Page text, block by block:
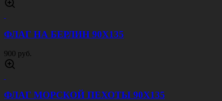
ФЛАГ НА БЕРЛИН 90Х135
900 руб.
ФЛАГ МОРСКОЙ ПЕХОТЫ 90Х135